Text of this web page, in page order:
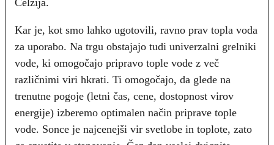
Celzija.
Kar je, kot smo lahko ugotovili, ravno prav topla voda
za uporabo. Na trgu obstajajo tudi univerzalni grelniki
vode, ki omogočajo pripravo tople vode z več
različnimi viri hkrati. Ti omogočajo, da glede na
trenutne pogoje (letni čas, cene, dostopnost virov
energije) izberemo optimalen način priprave tople
vode. Sonce je najcenejši vir svetlobe in toplote, zato